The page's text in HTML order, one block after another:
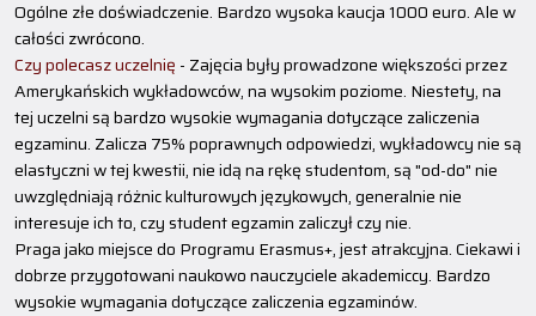
Ogólne złe doświadczenie. Bardzo wysoka kaucja 1000 euro. Ale w
całości zwrócono.
Czy polecasz uczelnię - Zajęcia były prowadzone większości przez
Amerykańskich wykładowców, na wysokim poziome. Niestety, na
tej uczelni są bardzo wysokie wymagania dotyczące zaliczenia
egzaminu. Zalicza 75% poprawnych odpowiedzi, wykładowcy nie są
elastyczni w tej kwestii, nie idą na rękę studentom, są "od-do" nie
uwzględniają różnic kulturowych językowych, generalnie nie
interesuje ich to, czy student egzamin zaliczył czy nie.
Praga jako miejsce do Programu Erasmus+, jest atrakcyjna. Ciekawi i
dobrze przygotowani naukowo nauczyciele akademiccy. Bardzo
wysokie wymagania dotyczące zaliczenia egzaminów.